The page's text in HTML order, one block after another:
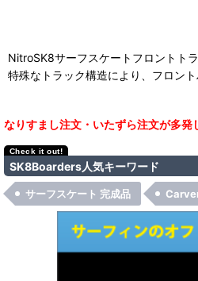
NitroSK8サーフスケートフロントト
特殊なトラック構造により、フロン
なりすまし注文・いたずら注文が多
SK8Boarders人気キーワード
サーフスケート 完成品